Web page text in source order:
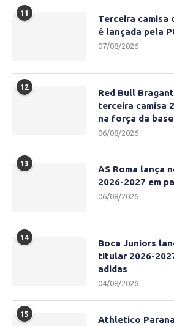
11
Terceira camisa
é lançada pela
07/08/2026
12
Red Bull
terceira camisa
na força da base
06/08/2026
13
AS Roma lança
2026-2027 em
06/08/2026
14
Boca Juniors
titular 2026-
adidas
04/08/2026
15
Athletico